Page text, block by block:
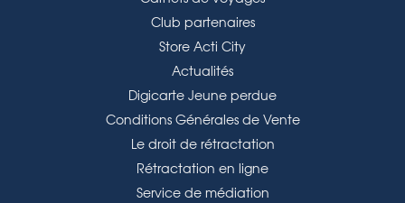
Club partenaires
Store Acti City
Actualités
Digicarte Jeune perdue
Conditions Générales de Vente
Le droit de rétractation
Rétractation en ligne
Service de médiation